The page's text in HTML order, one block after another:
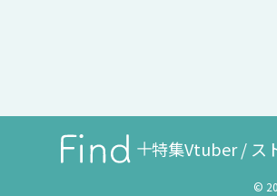
特集Vtuber / ス
©